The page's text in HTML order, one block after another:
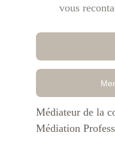
vous
Médiateur de la
Médiation